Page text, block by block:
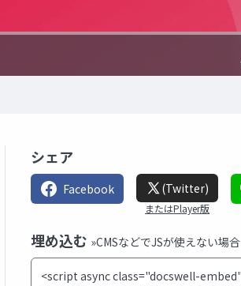
シェア
Facebook (Twitter)
またはPlayer版
埋め込む »CMSなどでJSが使えない場合